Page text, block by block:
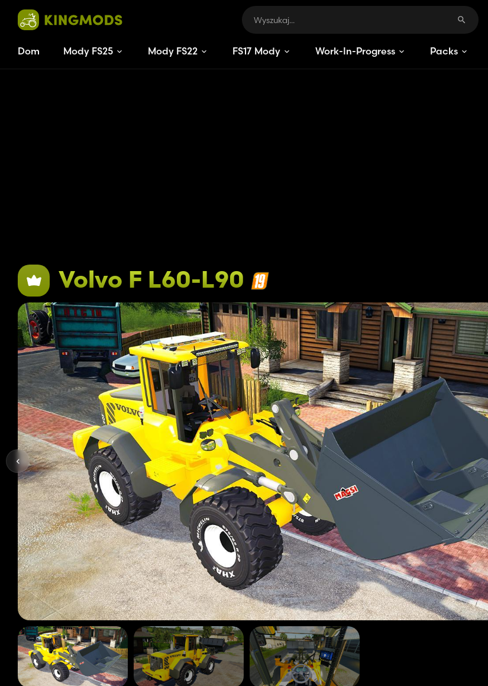
Dom Mody FS25 Mody FS22 FS17 Mody Work-In-Progress Packs
Volvo F L60-L90